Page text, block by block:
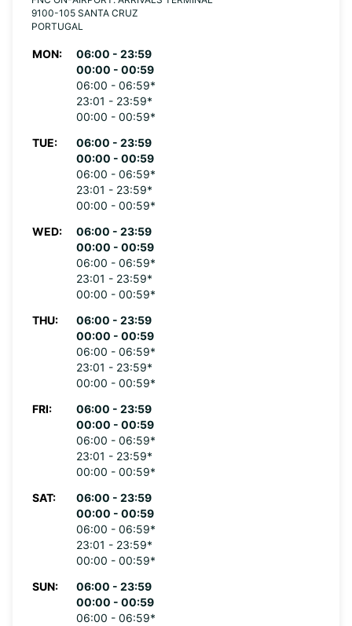
9100-105 SANTA CRUZ
PORTUGAL
MON:
06:00 - 23:59
00:00 - 00:59
06:00 - 06:59*
23:01 - 23:59*
00:00 - 00:59*
TUE:
06:00 - 23:59
00:00 - 00:59
06:00 - 06:59*
23:01 - 23:59*
00:00 - 00:59*
WED:
06:00 - 23:59
00:00 - 00:59
06:00 - 06:59*
23:01 - 23:59*
00:00 - 00:59*
THU:
06:00 - 23:59
00:00 - 00:59
06:00 - 06:59*
23:01 - 23:59*
00:00 - 00:59*
FRI:
06:00 - 23:59
00:00 - 00:59
06:00 - 06:59*
23:01 - 23:59*
00:00 - 00:59*
SAT:
06:00 - 23:59
00:00 - 00:59
06:00 - 06:59*
23:01 - 23:59*
00:00 - 00:59*
SUN:
06:00 - 23:59
00:00 - 00:59
06:00 - 06:59*